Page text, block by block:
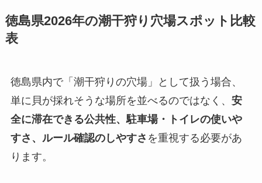
徳島県2026年の潮干狩り穴場スポット比較
表
徳島県内で「潮干狩りの穴場」として扱う場合、
単に貝が採れそうな場所を並べるのではなく、 安
全に滞在できる公共性、駐車場・トイレの使いや
すさ、ルール確認のしやすさ を重視する必要があ
ります。